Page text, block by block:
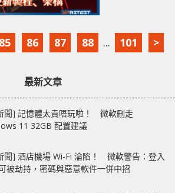
85 86 87 88 ... 101 >
最新文章
聞] 記憶體太貴唔玩啦！ 微軟刪走
11 32GB 配置建議
聞] 酒店機場 Wi-Fi 淪陷！ 微軟警告：登入
被劫持，密碼與惡意軟件一併中招